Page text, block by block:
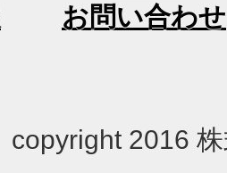
お問い合わせ
copyright 2016